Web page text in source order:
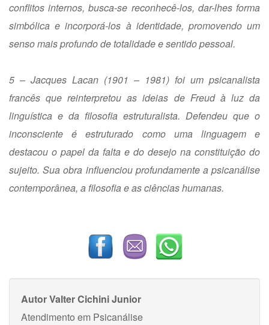
conflitos internos, busca-se reconhecê-los, dar-lhes forma
simbólica e incorporá-los à identidade, promovendo um
senso mais profundo de totalidade e sentido pessoal.
5 – Jacques Lacan (1901 – 1981) foi um psicanalista
francês que reinterpretou as ideias de Freud à luz da
linguística e da filosofia estruturalista. Defendeu que o
inconsciente é estruturado como uma linguagem e
destacou o papel da falta e do desejo na constituição do
sujeito. Sua obra influenciou profundamente a psicanálise
contemporânea, a filosofia e as ciências humanas.
AutorValter Cichini Junior
Atendimento em Psicanálise